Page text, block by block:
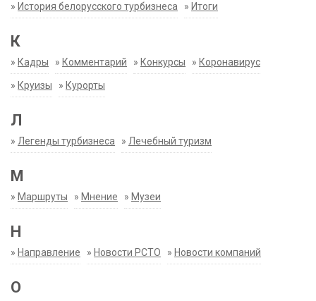
» История белорусского турбизнеса » Итоги
К
» Кадры » Комментарий » Конкурсы » Коронавирус
» Круизы » Курорты
Л
» Легенды турбизнеса » Лечебный туризм
М
» Маршруты » Мнение » Музеи
Н
» Направление » Новости РСТО » Новости компаний
О